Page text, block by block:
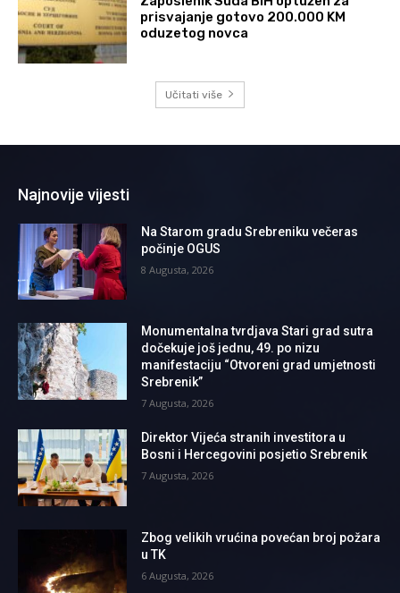
prisvajanje gotovo 200.000 KM
oduzetog novca
Učitati više
Najnovije vijesti
Na Starom gradu Srebreniku večeras
počinje OGUS
8 Augusta, 2026
Monumentalna tvrdjava Stari grad sutra
dočekuje još jednu, 49. po nizu
manifestaciju “Otvoreni grad umjetnosti
Srebrenik”
7 Augusta, 2026
Direktor Vijeća stranih investitora u
Bosni i Hercegovini posjetio Srebrenik
7 Augusta, 2026
Zbog velikih vrućina povećan broj požara
u TK
6 Augusta, 2026